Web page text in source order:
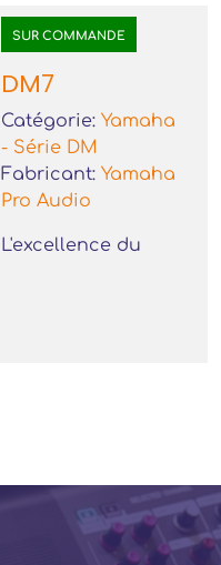
SUR COMMANDE
DM7
Catégorie: Yamaha
- Série DM
Fabricant: Yamaha
Pro Audio
L'excellence du